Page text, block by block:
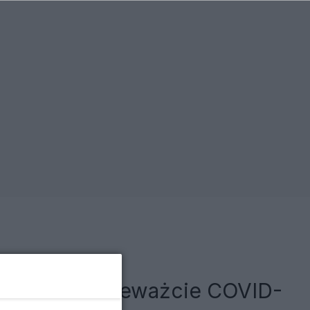
"Nie lekceważcie COVID-